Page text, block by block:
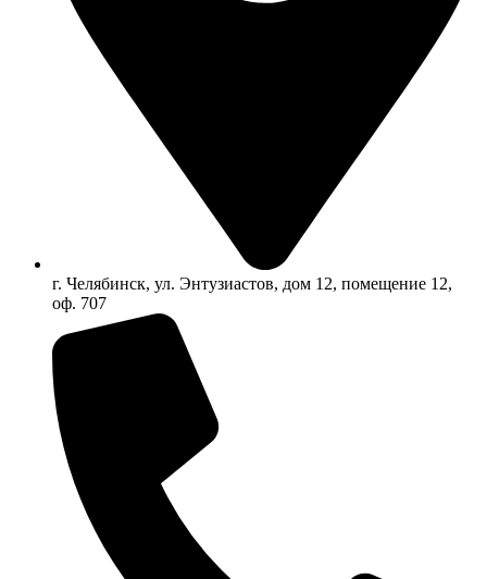
г. Челябинск, ул. Энтузиастов, дом 12, помещение 12,
оф. 707